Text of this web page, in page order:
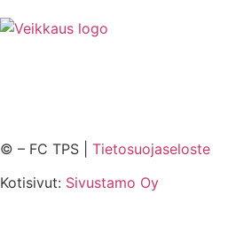
© – FC TPS | Tietosuojaseloste
Kotisivut: Sivustamo Oy